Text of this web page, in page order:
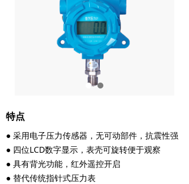
特点
● 采用电子压力传感器，无可动部件，抗震性强
● 四位LCD数字显示，表壳可旋转便于观察
● 具有背光功能，红外遥控开启
● 替代传统指针式压力表